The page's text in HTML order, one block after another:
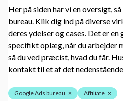
Her på siden har vi en oversigt,
bureau. Klik dig ind på diverse
deres ydelser og cases. Det er
specifikt oplæg, når du arbejder
så du ved præcist, hvad du får.
kontakt til et af det
Google Ads bureau × Affiliate ×